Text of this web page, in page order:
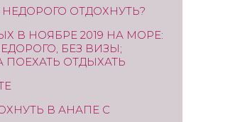
НЕДОРОГО ОТДОХНУТЬ?
В НОЯБРЕ 2019 НА МОРЕ:
БЕЗ ВИЗЫ;
ПОЕХАТЬ ОТДЫХАТЬ
В АНАПЕ С